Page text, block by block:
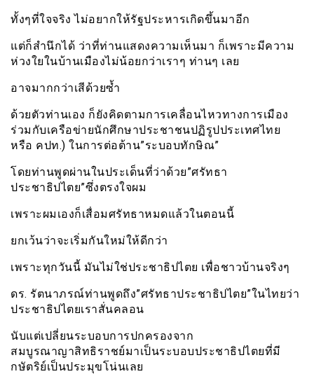
ทั้งๆที่ใจจริง ไม่อยากให้รัฐประหารเกิดขึ้นมาอีก
แต่ก็สำนึกได้ ว่าที่ท่านแสดงความเห็นมา ก็เพราะมีความ
ห่วงใยในบ้านเมืองไม่น้อยกว่าเราๆ ท่านๆ เลย
อาจมากกว่าเสีด้วยซ้ำ
ด้วยตัวท่านเอง ก็ยังคิดตามการเคลื่อนไหวทางการเมือง
ร่วมกับเครือข่ายนักศึกษาประชาชนปฏิรูปประเทศไทย
หรือ คปท.) ในการต่อต้าน”ระบอบทักษิณ”
โดยท่านพูดผ่านในประเด็นที่ว่าด้วย”ศรัทธา
ประชาธิปไตย”ซึ่งตรงใจผม
เพราะผมเองก็เสื่อมศรัทธาหมดแล้วในตอนนี้
ยกเว้นว่าจะเริ่มกันใหม่ให้ดีกว่า
เพราะทุกวันนี้ มันไม่ใช่ประชาธิปไตย เพื่อชาวบ้านจริงๆ
ดร. รัตนาภรณ์ท่านพูดถึง”ศรัทธาประชาธิปไตย”ในไทยว่า
ประชาธิปไตยเราสั่นคลอน
นับแต่เปลี่ยนระบอบการปกครองจาก
สมบูรณาญาสิทธิราชย์มาเป็นระบอบประชาธิปไตยที่มี
กษัตริย์เป็นประมุขโน่นเลย